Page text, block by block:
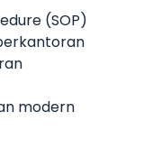
(SOP)
modern